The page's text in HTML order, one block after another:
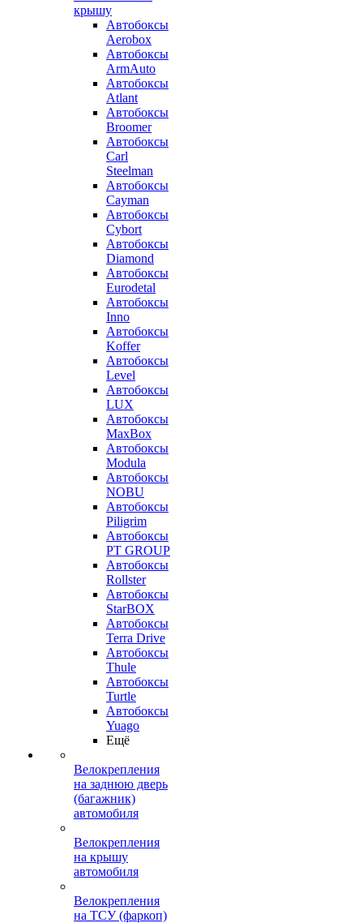
крышу
Автобоксы
Aerobox
Автобоксы
ArmAuto
Автобоксы
Atlant
Автобоксы
Broomer
Автобоксы
Carl
Steelman
Автобоксы
Cayman
Автобоксы
Cybort
Автобоксы
Diamond
Автобоксы
Eurodetal
Автобоксы
Inno
Автобоксы
Koffer
Автобоксы
Level
Автобоксы
LUX
Автобоксы
MaxBox
Автобоксы
Modula
Автобоксы
NOBU
Автобоксы
Piligrim
Автобоксы
PT GROUP
Автобоксы
Rollster
Автобоксы
StarBOX
Автобоксы
Terra Drive
Автобоксы
Thule
Автобоксы
Turtle
Автобоксы
Yuago
Ещё
Велокрепления
на заднюю дверь
(багажник)
автомобиля
Велокрепления
на крышу
автомобиля
Велокрепления
на ТСУ (фаркоп)